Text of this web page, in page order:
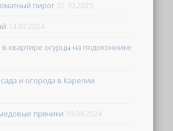
пирог 02.10.2025
14.07.2024
квартире огурцы на подоконнике
и огорода в Карелии
пряники 19.04.2024